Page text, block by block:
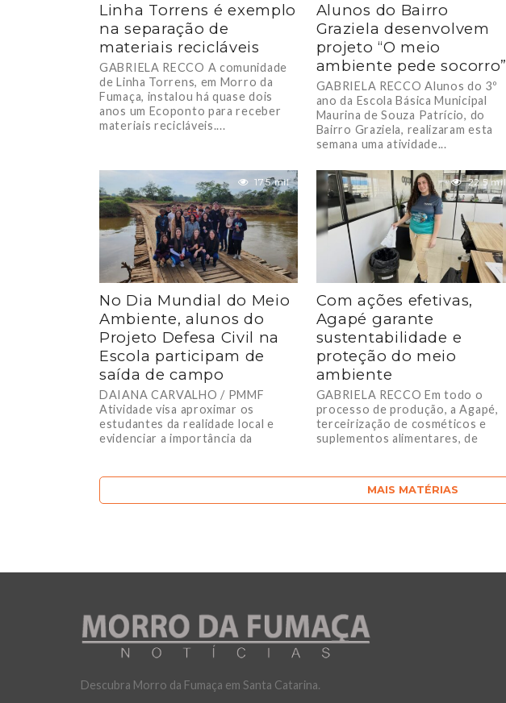
Linha Torrens é exemplo
na separação de
materiais recicláveis
GABRIELA RECCO A comunidade
de Linha Torrens, em Morro da
Fumaça, instalou há quase dois
anos um Ecoponto para receber
materiais recicláveis....
Alunos do Bairro
Graziela desenvolvem
projeto “O meio
ambiente pede socorro”
GABRIELA RECCO Alunos do 3º
ano da Escola Básica Municipal
Maurina de Souza Patrício, do
Bairro Graziela, realizaram esta
semana uma atividade...
17.5 mil
No Dia Mundial do Meio
Ambiente, alunos do
Projeto Defesa Civil na
Escola participam de
saída de campo
DAIANA CARVALHO / PMMF
Atividade visa aproximar os
estudantes da realidade local e
evidenciar a importância da
22.5 mil
Com ações efetivas,
Agapé garante
sustentabilidade e
proteção do meio
ambiente
GABRIELA RECCO Em todo o
processo de produção, a Agapé,
terceirização de cosméticos e
suplementos alimentares, de
MAIS MATÉRIAS
Descubra Morro da Fumaça em Santa Catarina.